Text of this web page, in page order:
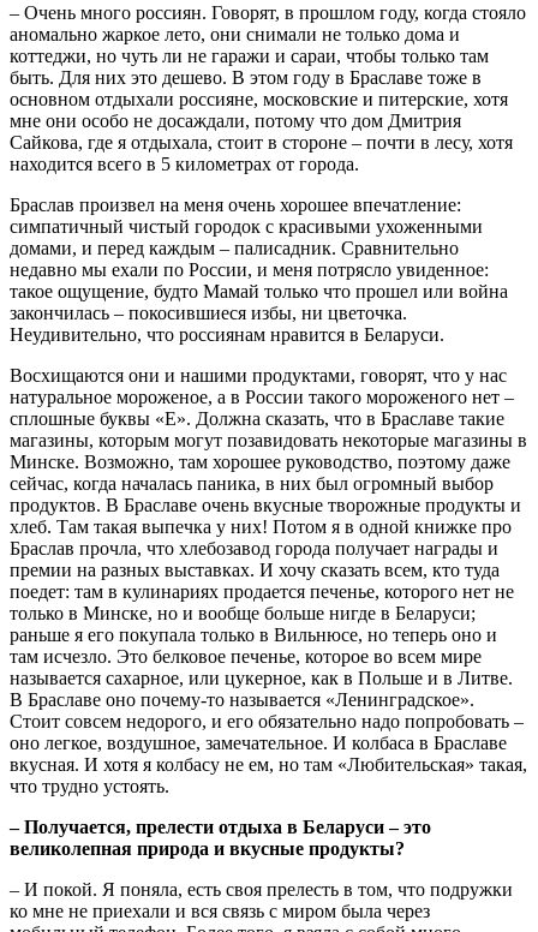
– Очень много россиян. Говорят, в прошлом году, когда стояло
аномально жаркое лето, они снимали не только дома и
коттеджи, но чуть ли не гаражи и сараи, чтобы только там
быть. Для них это дешево. В этом году в Браславе тоже в
основном отдыхали россияне, московские и питерские, хотя
мне они особо не досаждали, потому что дом Дмитрия
Сайкова, где я отдыхала, стоит в стороне – почти в лесу, хотя
находится всего в 5 километрах от города.
Браслав произвел на меня очень хорошее впечатление:
симпатичный чистый городок с красивыми ухоженными
домами, и перед каждым – палисадник. Сравнительно
недавно мы ехали по России, и меня потрясло увиденное:
такое ощущение, будто Мамай только что прошел или война
закончилась – покосившиеся избы, ни цветочка.
Неудивительно, что россиянам нравится в Беларуси.
Восхищаются они и нашими продуктами, говорят, что у нас
натуральное мороженое, а в России такого мороженого нет –
сплошные буквы «Е». Должна сказать, что в Браславе такие
магазины, которым могут позавидовать некоторые магазины в
Минске. Возможно, там хорошее руководство, поэтому даже
сейчас, когда началась паника, в них был огромный выбор
продуктов. В Браславе очень вкусные творожные продукты и
хлеб. Там такая выпечка у них! Потом я в одной книжке про
Браслав прочла, что хлебозавод города получает награды и
премии на разных выставках. И хочу сказать всем, кто туда
поедет: там в кулинариях продается печенье, которого нет не
только в Минске, но и вообще больше нигде в Беларуси;
раньше я его покупала только в Вильнюсе, но теперь оно и
там исчезло. Это белковое печенье, которое во всем мире
называется сахарное, или цукерное, как в Польше и в Литве.
В Браславе оно почему-то называется «Ленинградское».
Стоит совсем недорого, и его обязательно надо попробовать –
оно легкое, воздушное, замечательное. И колбаса в Браславе
вкусная. И хотя я колбасу не ем, но там «Любительская» такая,
что трудно устоять.
– Получается, прелести отдыха в Беларуси – это
великолепная природа и вкусные продукты?
– И покой. Я поняла, есть своя прелесть в том, что подружки
ко мне не приехали и вся связь с миром была через